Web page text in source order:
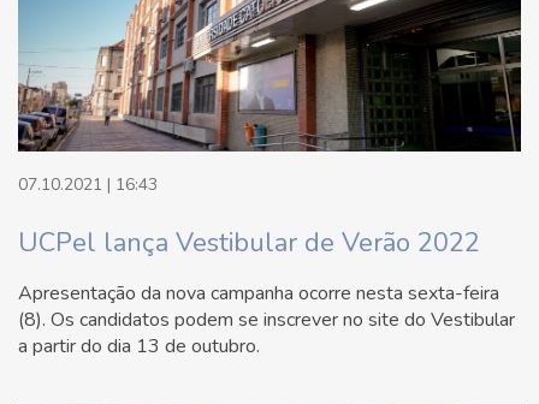
07.10.2021 | 16:43
UCPel lança Vestibular de Verão 2022
Apresentação da nova campanha ocorre nesta sexta-feira
(8). Os candidatos podem se inscrever no site do Vestibular
a partir do dia 13 de outubro.